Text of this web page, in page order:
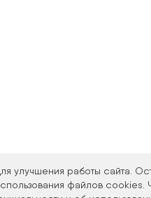
улучшения работы сайта.
файлов cookies.
Запись на